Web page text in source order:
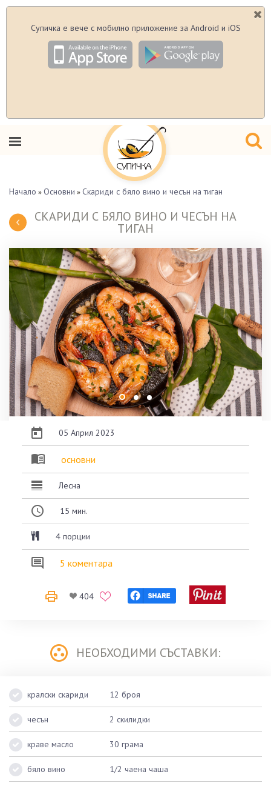
Супичка е вече с мобилно приложение за Android и iOS
Начало » Основни » Скариди с бяло вино и чесън на тиган
СКАРИДИ С БЯЛО ВИНО И ЧЕСЪН НА
ТИГАН
05 Април 2023
основни
Лесна
15 мин.
4 порции
5 коментара
404
НЕОБХОДИМИ СЪСТАВКИ:
кралски скариди 12 броя
чесън 2 скилидки
краве масло 30 грама
бяло вино 1/2 чаена чаша